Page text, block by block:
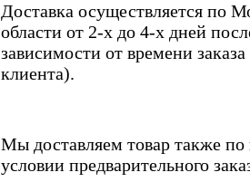
Доставка осуществляется по
области от 2-х до 4-х дней
зависимости от времени
клиента).
Мы доставляем товар также
условии предварительного